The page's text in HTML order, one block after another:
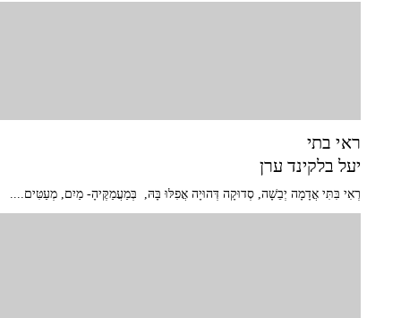
ראי בתי
יעל בלקינד ערן
רְאִי בִּתִּי אֲדָמָה יְבֵשָׁה, סְדוּקָה דְּהוּיָה אֲפִלּוּ בָּהּ, בְּמַעֲמַקֶּיהָ- מַיִם, מְעַטִּים....